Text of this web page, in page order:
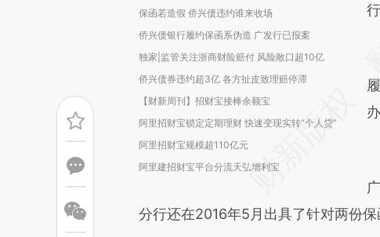
保函若造假 侨兴债违约谁来收场
侨兴债银行履约保函系伪造 广发行已报案
独家|监管关注浙商财险赔付 风险敞口超10亿
侨兴债券违约超3亿 各方扯皮致理赔停滞
【财新周刊】招财宝接棒余额宝
阿里招财宝锁定定期理财 快速变现实转“个人贷”
阿里招财宝规模超110亿元
阿里建招财宝平台分流天弘增利宝
分行还在2016年5月出具了针对两份保